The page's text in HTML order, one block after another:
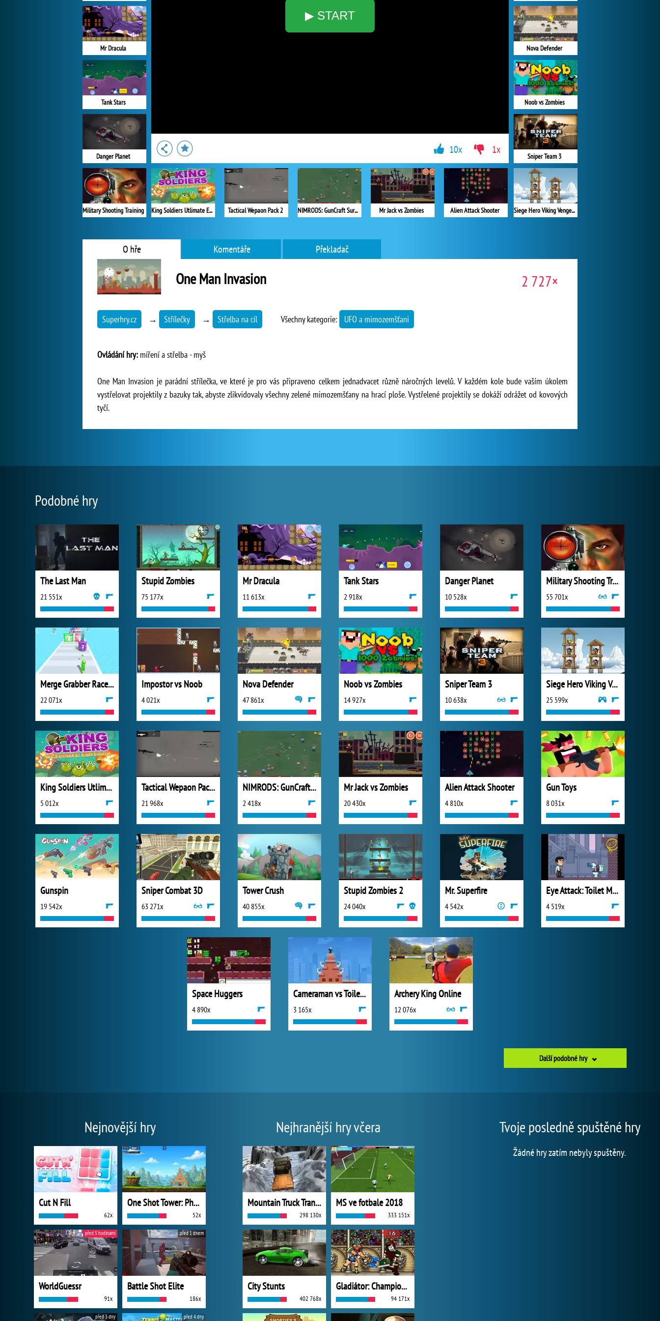
▶ START
Mr Dracula
Tank Stars
Danger Planet
Military Shooting Training
Nova Defender
Noob vs Zombies
Sniper Team 3
Siege Hero Viking Vengeance
King Soldiers Utlimate Edition Tactical Wepaon Pack 2 NIMRODS: GunCraft Survivor Mr Jack vs Zombies Alien Attack Shooter
10x 1x
O hře Komentáře Překladač
One Man Invasion 2 727×
Superhry.cz → Střílečky → Střelba na cíl Všechny kategorie: UFO a mimozemšťani
Ovládání hry: míření a střelba - myš
One Man Invasion je parádní střílečka, ve které je pro vás připraveno celkem jednadvacet různě náročných levelů. V každém kole bude vaším úkolem
vystřelovat projektily z bazuky tak, abyste zlikvidovaly všechny zelené mimozemšťany na hrací ploše. Vystřelené projektily se dokáží odrážet od kovových
tyčí.
Podobné hry
The Last Man
21 551x
Stupid Zombies
75 177x
Mr Dracula
11 613x
Tank Stars
2 918x
Danger Planet
10 528x
Military Shooting Training
55 701x
Merge Grabber Race to 2048
22 071x
Impostor vs Noob
4 021x
Nova Defender
47 861x
Noob vs Zombies
14 927x
Sniper Team 3
10 638x
Siege Hero Viking Vengeance
25 599x
King Soldiers Utlimate Edition
5 012x
Tactical Wepaon Pack 2
21 968x
NIMRODS: GunCraft Survivor
2 418x
Mr Jack vs Zombies
20 430x
Alien Attack Shooter
4 810x
Gun Toys
8 031x
Gunspin
19 542x
Sniper Combat 3D
63 271x
Tower Crush
40 855x
Stupid Zombies 2
24 040x
Mr. Superfire
4 542x
Eye Attack: Toilet Monster War
4 519x
Space Huggers
4 890x
Cameraman vs Toilets Puzzle
3 165x
Archery King Online
12 076x
Další podobné hry
Nejnovější hry
Cut N Fill
62x
One Shot Tower: Physics Destroyer
52x
WorldGuessr
91x
před 5 hodinami
Battle Shot Elite
186x
před 1 dnem
před 3 dny před 4 dny
Nejhranější hry včera
Mountain Truck Transport
298 130x
MS ve fotbale 2018
333 151x
City Stunts
402 768x
Gladiátor: Champions Sprint
94 171x
Tvoje posledně spuštěné hry
Žádné hry zatím nebyly spuštěny.